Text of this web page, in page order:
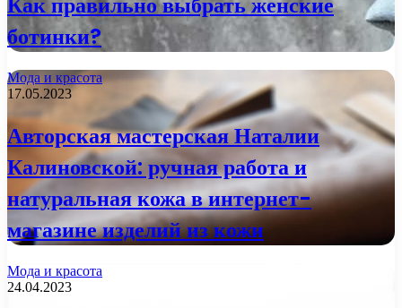
ботинки?
Мода и красота
17.05.2023
Авторская мастерская Наталии
Калиновской: ручная работа и
натуральная кожа в интернет-
магазине изделий из кожи
Мода и красота
24.04.2023